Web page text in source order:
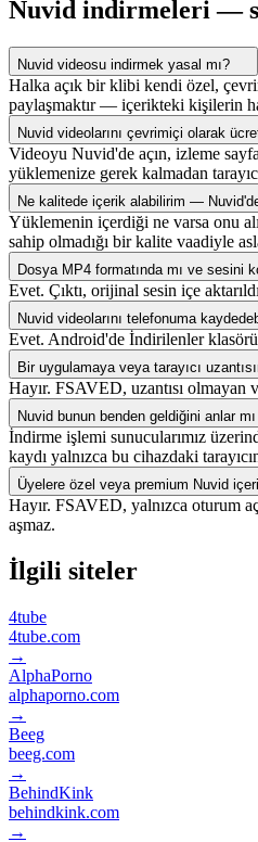
Nuvid indirmeleri —
Nuvid videosu indirmek yasal mı?
Halka açık bir klibi kendi özel,
paylaşmaktır — içerikteki kişilerin
Nuvid videolarını çevrimiçi olarak
Videoyu Nuvid'de açın, izleme
yüklemenize gerek kalmadan
Ne kalitede içerik alabilirim —
Yüklemenin içerdiği ne varsa onu
sahip olmadığı bir kalite vaadiyle
Dosya MP4 formatında mı ve sesini
Evet. Çıktı, orijinal sesin içe
Nuvid videolarını telefonuma
Evet. Android'de İndirilenler
Bir uygulamaya veya tarayıcı
Hayır. FSAVED, uzantısı olmayan
Nuvid bunun benden geldiğini anlar
İndirme işlemi sunucularımız
kaydı yalnızca bu cihazdaki
Üyelere özel veya premium Nuvid
Hayır. FSAVED, yalnızca oturum
aşmaz.
İlgili siteler
4tube
4tube.com
→
AlphaPorno
alphaporno.com
→
Beeg
beeg.com
→
BehindKink
behindkink.com
→